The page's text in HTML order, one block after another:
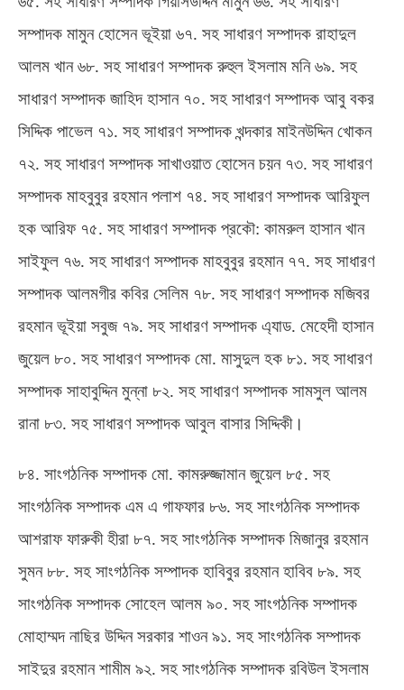
সম্পাদক মামুন হোসেন ভূইয়া ৬৭. সহ সাধারণ সম্পাদক রাহাদুল
আলম খান ৬৮. সহ সাধারণ সম্পাদক রুহুল ইসলাম মনি ৬৯. সহ
সাধারণ সম্পাদক জাহিদ হাসান ৭০. সহ সাধারণ সম্পাদক আবু বকর
সিদ্দিক পাভেল ৭১. সহ সাধারণ সম্পাদক খন্দকার মাইনউদ্দিন খোকন
৭২. সহ সাধারণ সম্পাদক সাখাওয়াত হোসেন চয়ন ৭৩. সহ সাধারণ
সম্পাদক মাহবুবুর রহমান পলাশ ৭৪. সহ সাধারণ সম্পাদক আরিফুল
হক আরিফ ৭৫. সহ সাধারণ সম্পাদক প্রকৌ: কামরুল হাসান খান
সাইফুল ৭৬. সহ সাধারণ সম্পাদক মাহবুবুর রহমান ৭৭. সহ সাধারণ
সম্পাদক আলমগীর কবির সেলিম ৭৮. সহ সাধারণ সম্পাদক মজিবর
রহমান ভূইয়া সবুজ ৭৯. সহ সাধারণ সম্পাদক এ্যাড. মেহেদী হাসান
জুয়েল ৮০. সহ সাধারণ সম্পাদক মো. মাসুদুল হক ৮১. সহ সাধারণ
সম্পাদক সাহাবুদ্দিন মুন্না ৮২. সহ সাধারণ সম্পাদক সামসুল আলম
রানা ৮৩. সহ সাধারণ সম্পাদক আবুল বাসার সিদ্দিকী।
৮৪. সাংগঠনিক সম্পাদক মো. কামরুজ্জামান জুয়েল ৮৫. সহ
সাংগঠনিক সম্পাদক এম এ গাফফার ৮৬. সহ সাংগঠনিক সম্পাদক
আশরাফ ফারুকী হীরা ৮৭. সহ সাংগঠনিক সম্পাদক মিজানুর রহমান
সুমন ৮৮. সহ সাংগঠনিক সম্পাদক হাবিবুর রহমান হাবিব ৮৯. সহ
সাংগঠনিক সম্পাদক সোহেল আলম ৯০. সহ সাংগঠনিক সম্পাদক
মোহাম্মদ নাছির উদ্দিন সরকার শাওন ৯১. সহ সাংগঠনিক সম্পাদক
সাইদুর রহমান শামীম ৯২. সহ সাংগঠনিক সম্পাদক রবিউল ইসলাম